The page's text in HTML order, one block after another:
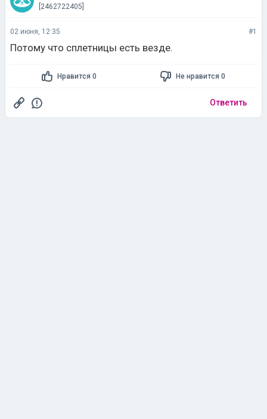
[2462722405]
02 июня, 12:35 #1
Потому что сплетницы есть везде.
Нравится 0 Не нравится 0
Ответить